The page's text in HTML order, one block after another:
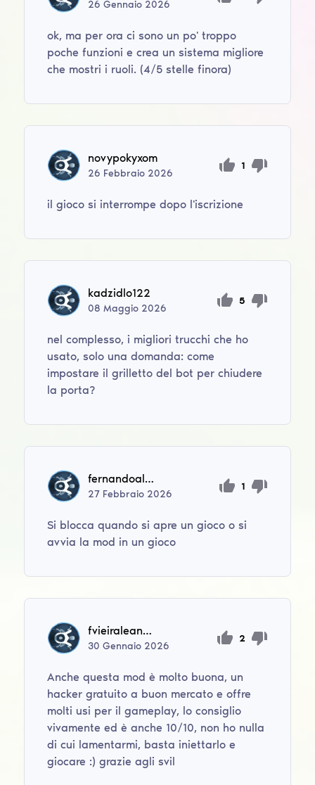
26Gennaio 2026
ok, ma per ora ci sono un po' troppo
poche funzioni e crea un sistema migliore
che mostri i ruoli. (4/5 stelle finora)
novypokyxom
26 Febbraio 2026
1
il gioco si interrompe dopo l'iscrizione
kadzidlo122
08Maggio 2026
5
nel complesso, i migliori trucchi che ho
usato, solo una domanda: come
impostare il grilletto del bot per chiudere
la porta?
fernandoalexei.1321421
27 Febbraio 2026
1
Si blocca quando si apre un gioco o si
avvia la mod in un gioco
fvieiraleandra
30Gennaio 2026
2
Anche questa mod è molto buona, un
hacker gratuito a buon mercato e offre
molti usi per il gameplay, lo consiglio
vivamente ed è anche 10/10, non ho nulla
di cui lamentarmi, basta iniettarlo e
giocare :) grazie agli svil